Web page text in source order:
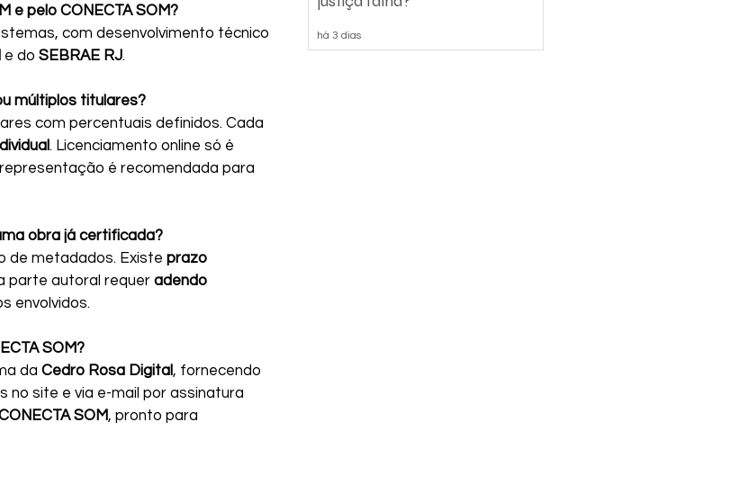
e pelo CONECTA SOM?
com desenvolvimento técnico
e do SEBRAE RJ.
múltiplos titulares?
com percentuais definidos. Cada
. Licenciamento online só é
é recomendada para
obra já certificada?
de metadados. Existe prazo
parte autoral requer adendo
envolvidos.
SOM?
da Cedro Rosa Digital, fornecendo
site e via e-mail por assinatura
SOM, pronto para
há 3 dias